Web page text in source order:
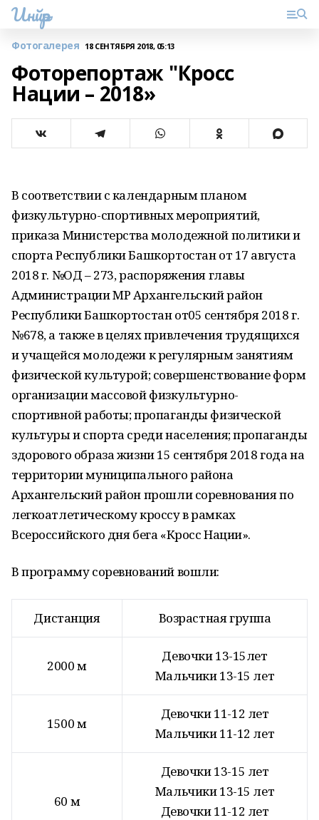
Инйәр
Фотогалерея 18 СЕНТЯБРЯ 2018, 05:13
Фоторепортаж "Кросс
Нации – 2018»
В соответствии с календарным планом
физкультурно-спортивных мероприятий,
приказа Министерства молодежной политики и
спорта Республики Башкортостан от 17 августа
2018 г. №ОД – 273, распоряжения главы
Администрации МР Архангельский район
Республики Башкортостан от05 сентября 2018 г.
№678, а также в целях привлечения трудящихся
и учащейся молодежи к регулярным занятиям
физической культурой; совершенствование форм
организации массовой физкультурно-
спортивной работы; пропаганды физической
культуры и спорта среди населения; пропаганды
здорового образа жизни 15 сентября 2018 года на
территории муниципального района
Архангельский район прошли соревнования по
легкоатлетическому кроссу в рамках
Всероссийского дня бега «Кросс Нации».
В программу соревнований вошли:
Дистанция Возрастная группа
2000 м
Девочки 13-15лет
Мальчики 13-15 лет
1500 м
Девочки 11-12 лет
Мальчики 11-12 лет
60 м
Девочки 13-15 лет
Мальчики 13-15 лет
Девочки 11-12 лет